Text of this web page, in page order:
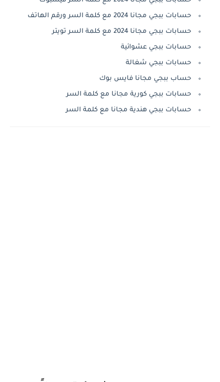
حسابات ببجي مجانا 2024 مع كلمة السر ورقم الهاتف
حسابات ببجي مجانا 2024 مع كلمة السر تويتر
حسابات ببجي عشوائية
حسابات ببجي شغالة
حساب ببجي مجانا فايس بوك
حسابات ببجي كورية مجانا مع كلمة السر
حسابات ببجي هندية مجانا مع كلمة السر